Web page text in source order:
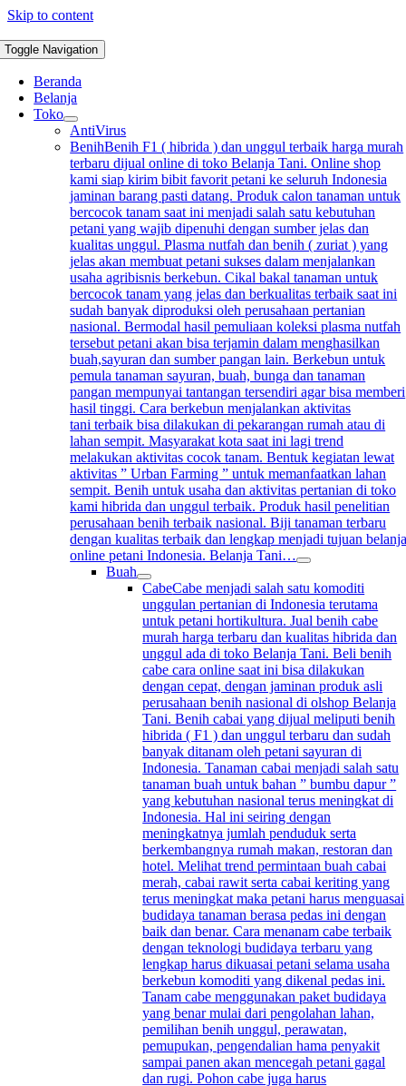
Skip to content
Toggle Navigation
Beranda
Belanja
Toko
AntiVirus
BenihBenih F1 ( hibrida ) dan unggul terbaik harga murah
terbaru dijual online di toko Belanja Tani. Online shop
kami siap kirim bibit favorit petani ke seluruh Indonesia
jaminan barang pasti datang. Produk calon tanaman untuk
bercocok tanam saat ini menjadi salah satu kebutuhan
petani yang wajib dipenuhi dengan sumber jelas dan
kualitas unggul. Plasma nutfah dan benih ( zuriat ) yang
jelas akan membuat petani sukses dalam menjalankan
usaha agribisnis berkebun. Cikal bakal tanaman untuk
bercocok tanam yang jelas dan berkualitas terbaik saat ini
sudah banyak diproduksi oleh perusahaan pertanian
nasional. Bermodal hasil pemuliaan koleksi plasma nutfah
tersebut petani akan bisa terjamin dalam menghasilkan
buah,sayuran dan sumber pangan lain. Berkebun untuk
pemula tanaman sayuran, buah, bunga dan tanaman
pangan mempunyai tantangan tersendiri agar bisa memberi
hasil tinggi. Cara berkebun menjalankan aktivitas
tani terbaik bisa dilakukan di pekarangan rumah atau di
lahan sempit. Masyarakat kota saat ini lagi trend
melakukan aktivitas cocok tanam. Bentuk kegiatan lewat
aktivitas ” Urban Farming ” untuk memanfaatkan lahan
sempit. Benih untuk usaha dan aktivitas pertanian di toko
kami hibrida dan unggul terbaik. Produk hasil penelitian
perusahaan benih terbaik nasional. Biji tanaman terbaru
dengan kualitas terbaik dan lengkap menjadi tujuan
online petani Indonesia. Belanja Tani…
Buah
CabeCabe menjadi salah satu komoditi
unggulan pertanian di Indonesia terutama
untuk petani hortikultura. Jual benih cabe
murah harga terbaru dan kualitas hibrida dan
unggul ada di toko Belanja Tani. Beli benih
cabe cara online saat ini bisa dilakukan
dengan cepat, dengan jaminan produk asli
perusahaan benih nasional di olshop Belanja
Tani. Benih cabai yang dijual meliputi benih
hibrida ( F1 ) dan unggul terbaru dan sudah
banyak ditanam oleh petani sayuran di
Indonesia. Tanaman cabai menjadi salah satu
tanaman buah untuk bahan ” bumbu dapur ”
yang kebutuhan nasional terus meningkat di
Indonesia. Hal ini seiring dengan
meningkatnya jumlah penduduk serta
berkembangnya rumah makan, restoran dan
hotel. Melihat trend permintaan buah cabai
merah, cabai rawit serta cabai keriting yang
terus meningkat maka petani harus menguasai
budidaya tanaman berasa pedas ini dengan
baik dan benar. Cara menanam cabe terbaik
dengan teknologi budidaya terbaru yang
lengkap harus dikuasai petani selama usaha
berkebun komoditi yang dikenal pedas ini.
Tanam cabe menggunakan paket budidaya
yang benar mulai dari pengolahan lahan,
pemilihan benih unggul, perawatan,
pemupukan, pengendalian hama penyakit
sampai panen akan mencegah petani gagal
dan rugi. Pohon cabe juga harus